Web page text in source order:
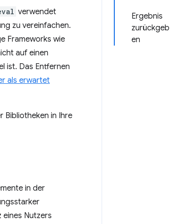
Ergebnis
zurückgeb
en
verwendet
zu vereinfachen.
Frameworks wie
auf einen
ist. Das Entfernen
als erwartet
Bibliotheken in Ihre
in der
Nutzers